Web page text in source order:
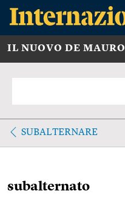
IL NUOVO DE MAURO
SUBALTERNARE
subalternato